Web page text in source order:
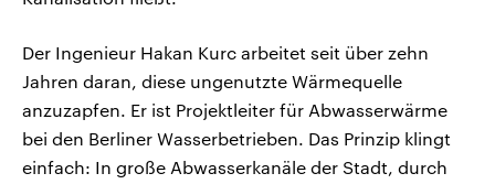
Der Ingenieur Hakan Kurc arbeitet seit über zehn
Jahren daran, diese ungenutzte Wärmequelle
anzuzapfen. Er ist Projektleiter für Abwasserwärme
bei den Berliner Wasserbetrieben. Das Prinzip klingt
einfach: In große Abwasserkanäle der Stadt, durch